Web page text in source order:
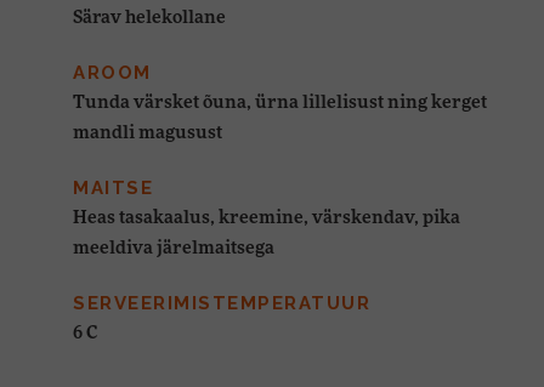
Särav helekollane
AROOM
Tunda värsket õuna, ürna lillelisust ning kerget
mandli magusust
MAITSE
Heas tasakaalus, kreemine, värskendav, pika
meeldiva järelmaitsega
SERVEERIMISTEMPERATUUR
6 C